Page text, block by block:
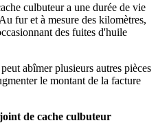
culbuteur a une durée de vie
fur et à mesure des kilomètres,
des fuites d'huile
abîmer plusieurs autres pièces
le montant de la facture
de cache culbuteur